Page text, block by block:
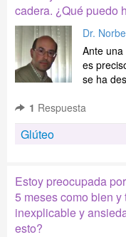
cadera. ¿Qué puedo
Dr.
Ante
es
se ha
1 Respuesta
Glúteo
Estoy preocupada
5 meses como bien
inexplicable y
esto?